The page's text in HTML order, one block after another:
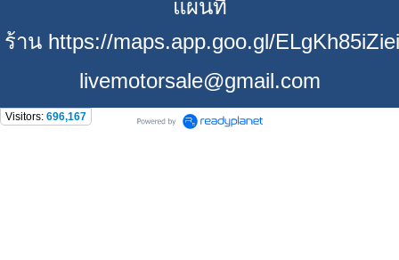
แผนที่
ร้าน https://maps.app.goo.gl/
livemotorsale@gmail.com
Visitors: 696,167